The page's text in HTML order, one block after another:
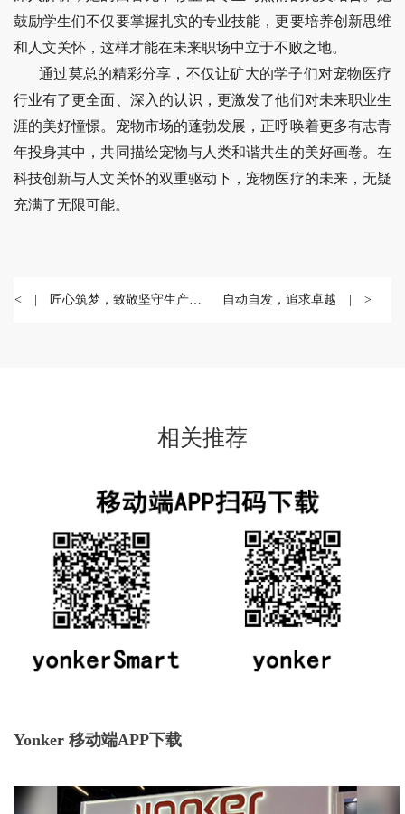
鼓励学生们不仅要掌握扎实的专业技能，更要培养创新思维
和人文关怀，这样才能在未来职场中立于不败之地。
通过莫总的精彩分享，不仅让矿大的学子们对宠物医疗
行业有了更全面、深入的认识，更激发了他们对未来职业生
涯的美好憧憬。宠物市场的蓬勃发展，正呼唤着更多有志青
年投身其中，共同描绘宠物与人类和谐共生的美好画卷。在
科技创新与人文关怀的双重驱动下，宠物医疗的未来，无疑
充满了无限可能。
< | 匠心筑梦，致敬坚守生产线 自动自发，追求卓越 | >
相关推荐
Yonker 移动端APP下载